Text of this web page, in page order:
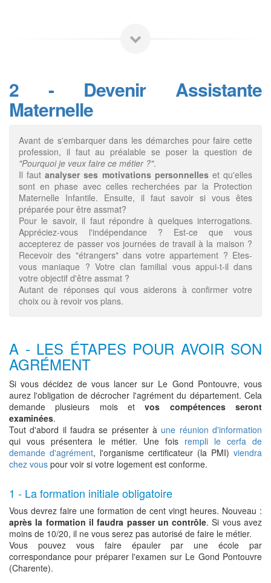
2 - Devenir Assistante
Maternelle
Avant de s'embarquer dans les démarches pour faire cette
profession, il faut au préalable se poser la question de
"Pourquoi je veux faire ce métier ?".
Il fautanalyser ses motivations personnelleset qu'elles
sont en phase avec celles recherchées par la Protection
Maternelle Infantile. Ensuite, il faut savoir si vous êtes
préparée pour être assmat?
Pour le savoir, il faut répondre à quelques interrogations.
Appréciez-vous l'indépendance ? Est-ce que vous
accepterez de passer vos journées de travail à la maison ?
Recevoir des "étrangers" dans votre appartement ? Etes-
vous maniaque ? Votre clan familial vous appui-t-il dans
votre objectif d'être assmat ?
Autant de réponses qui vous aiderons à confirmer votre
choix ou à revoir vos plans.
A - LES ÉTAPES POUR AVOIR SON
AGRÉMENT
Si vous décidez de vous lancer sur Le Gond Pontouvre, vous
aurez l'obligation de décrocher l'agrément du département. Cela
demande plusieurs mois etvos compétences seront
examinées.
Tout d'abord il faudra se présenter à une réunion d'information
qui vous présentera le métier. Une fois rempli le cerfa de
demande d'agrément, l'organisme certificateur (la PMI) viendra
chez vous pour voir si votre logement est conforme.
1 - La formation initiale obligatoire
Vous devrez faire une formation de cent vingt heures. Nouveau :
après la formation il faudra passer un contrôle. Si vous avez
moins de 10/20, il ne vous serez pas autorisé de faire le métier.
Vous pouvez vous faire épauler par une école par
correspondance pour préparer l'examen sur Le Gond Pontouvre
(Charente).